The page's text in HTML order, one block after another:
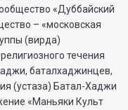
«Дуббайский
– «московская
(вирда)
течения
баталхаджинцев,
(устаза) Батал-Хаджи
«Маньяки Культ